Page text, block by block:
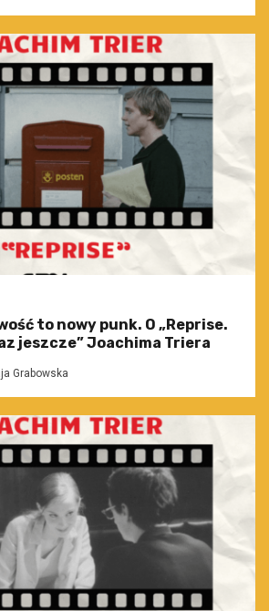
to nowy punk. O „Reprise.
jeszcze” Joachima Triera
Grabowska